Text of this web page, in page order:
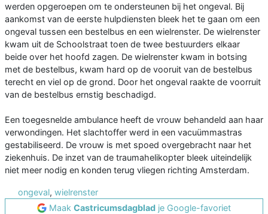
werden opgeroepen om te ondersteunen bij het ongeval. Bij
aankomst van de eerste hulpdiensten bleek het te gaan om een
ongeval tussen een bestelbus en een wielrenster. De wielrenster
kwam uit de Schoolstraat toen de twee bestuurders elkaar
beide over het hoofd zagen. De wielrenster kwam in botsing
met de bestelbus, kwam hard op de vooruit van de bestelbus
terecht en viel op de grond. Door het ongeval raakte de voorruit
van de bestelbus ernstig beschadigd.
Een toegesnelde ambulance heeft de vrouw behandeld aan haar
verwondingen. Het slachtoffer werd in een vacuümmastras
gestabiliseerd. De vrouw is met spoed overgebracht naar het
ziekenhuis. De inzet van de traumahelikopter bleek uiteindelijk
niet meer nodig en konden terug vliegen richting Amsterdam.
ongeval, wielrenster
Maak Castricumsdagblad je Google-favoriet